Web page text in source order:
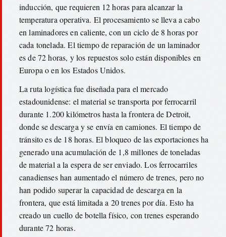
inducción, que requieren 12 horas para alcanzar la
temperatura operativa. El procesamiento se lleva a cabo
en laminadores en caliente, con un ciclo de 8 horas por
cada tonelada. El tiempo de reparación de un laminador
es de 72 horas, y los repuestos solo están disponibles en
Europa o en los Estados Unidos.
La ruta logística fue diseñada para el mercado
estadounidense: el material se transporta por ferrocarril
durante 1.200 kilómetros hasta la frontera de Detroit,
donde se descarga y se envía en camiones. El tiempo de
tránsito es de 18 horas. El bloqueo de las exportaciones ha
generado una acumulación de 1,8 millones de toneladas
de material a la espera de ser enviado. Los ferrocarriles
canadienses han aumentado el número de trenes, pero no
han podido superar la capacidad de descarga en la
frontera, que está limitada a 20 trenes por día. Esto ha
creado un cuello de botella físico, con trenes esperando
durante 72 horas.